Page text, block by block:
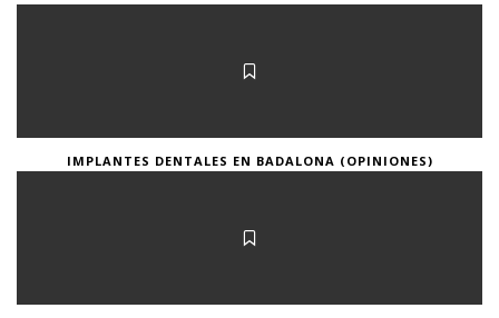
IMPLANTES DENTALES EN BADALONA (OPINIONES)